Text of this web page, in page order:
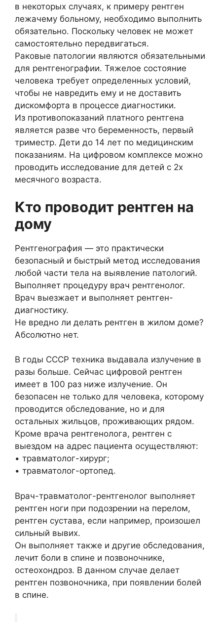
в некоторых случаях, к примеру рентген
лежачему больному, необходимо выполнить
обязательно. Поскольку человек не может
самостоятельно передвигаться.
Раковые патологии являются обязательными
для рентгенографии. Тяжелое состояние
человека требует определенных условий,
чтобы не навредить ему и не доставить
дискомфорта в процессе диагностики.
Из противопоказаний платного рентгена
является разве что беременность, первый
триместр. Дети до 14 лет по медицинским
показаниям. На цифровом комплексе можно
проводить исследование для детей с 2х
месячного возраста.
Кто проводит рентген на
дому
Рентгенография — это практически
безопасный и быстрый метод исследования
любой части тела на выявление патологий.
Выполняет процедуру врач рентгенолог.
Врач выезжает и выполняет рентген-
диагностику.
Не вредно ли делать рентген в жилом доме?
Абсолютно нет.
В годы СССР техника выдавала излучение в
разы больше. Сейчас цифровой рентген
имеет в 100 раз ниже излучение. Он
безопасен не только для человека, которому
проводится обследование, но и для
остальных жильцов, проживающих рядом.
Кроме врача рентгенолога, рентген с
выездом на адрес пациента осуществляют:
• травматолог-хирург;
• травматолог-ортопед.
Врач-травматолог-рентгенолог выполняет
рентген ноги при подозрении на перелом,
рентген сустава, если например, произошел
сильный вывих.
Он выполняет также и другие обследования,
лечит боли в спине и позвоночнике,
остеохондроз. В данном случае делает
рентген позвоночника, при появлении болей
в спине.